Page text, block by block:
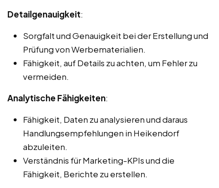
Detailgenauigkeit:
Sorgfalt und Genauigkeit bei der Erstellung und
Prüfung von Werbematerialien.
Fähigkeit, auf Details zu achten, um Fehler zu
vermeiden.
Analytische Fähigkeiten:
Fähigkeit, Daten zu analysieren und daraus
Handlungsempfehlungen in Heikendorf
abzuleiten.
Verständnis für Marketing-KPIs und die
Fähigkeit, Berichte zu erstellen.